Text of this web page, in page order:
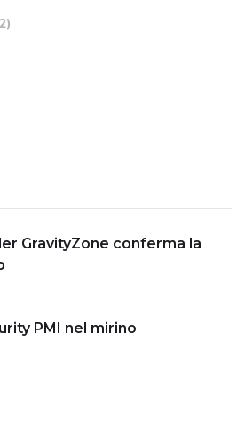
GravityZone conferma la
PMI nel mirino